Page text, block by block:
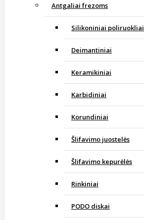
Antgaliai frezoms
Silikoniniai poliruokliai
Deimantiniai
Keramikiniai
Karbidiniai
Korundiniai
Šlifavimo juostelės
Šlifavimo kepurėlės
Rinkiniai
PODO diskai